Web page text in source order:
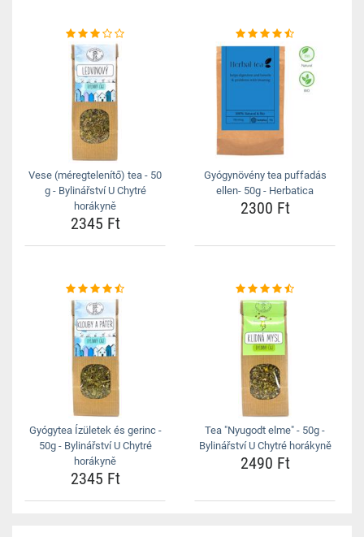
Vese (méregtelenítő) tea - 50
g - Bylinářství U Chytré
horákyně
2345 Ft
Gyógynövény tea puffadás
ellen- 50g - Herbatica
2300 Ft
Gyógytea Ízületek és gerinc -
50g - Bylinářství U Chytré
horákyně
2345 Ft
Tea "Nyugodt elme" - 50g -
Bylinářství U Chytré horákyně
2490 Ft